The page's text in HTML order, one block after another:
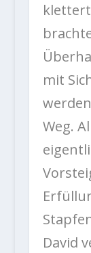
mit
Weg.
David